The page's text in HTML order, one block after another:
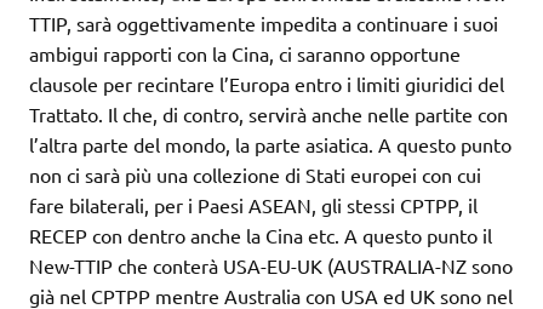
TTIP, sarà oggettivamente impedita a continuare i suoi
ambigui rapporti con la Cina, ci saranno opportune
clausole per recintare l’Europa entro i limiti giuridici del
Trattato. Il che, di contro, servirà anche nelle partite con
l’altra parte del mondo, la parte asiatica. A questo punto
non ci sarà più una collezione di Stati europei con cui
fare bilaterali, per i Paesi ASEAN, gli stessi CPTPP, il
RECEP con dentro anche la Cina etc. A questo punto il
New-TTIP che conterà USA-EU-UK (AUSTRALIA-NZ sono
già nel CPTPP mentre Australia con USA ed UK sono nel